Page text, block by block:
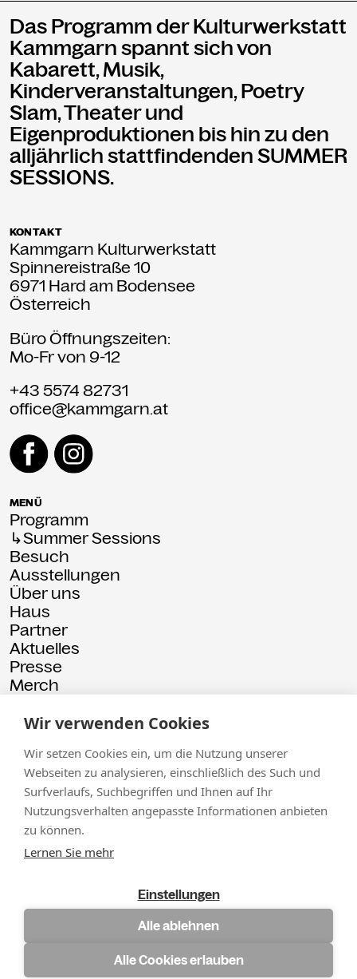
Das Programm der Kulturwerkstatt
Kammgarn spannt sich von
Kabarett, Musik,
Kinderveranstaltungen, Poetry
Slam, Theater und
Eigenproduktionen bis hin zu den
alljährlich stattfindenden SUMMER
SESSIONS.
KONTAKT
Kammgarn Kulturwerkstatt
Spinnereistraße 10
6971 Hard am Bodensee
Österreich
Büro Öffnungszeiten:
Mo-Fr von 9-12
+43 5574 82731
office@kammgarn.at
MENÜ
Programm
↳Summer Sessions
Besuch
Ausstellungen
Über uns
Haus
Partner
Aktuelles
Presse
Merch
© 2026 Kammgarn Impressum Datenschutz
Wir verwenden Cookies
Wir setzen Cookies ein, um die Nutzung unserer
Webseiten zu analysieren, einschließlich des Such und
Surfverlaufs, Suchbegriffen und Ihnen auf Ihr
Nutzungsverhalten angepasste Informationen anbieten
zu können.
Lernen Sie mehr
Einstellungen
Alle ablehnen
Alle Cookies erlauben